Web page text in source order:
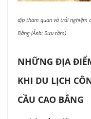
dịp tham quan và trải nghiệm
Bằng (Ảnh: Sưu tầm)
NHỮNG ĐỊA
KHI DU LỊCH
CẦU CAO BẰNG